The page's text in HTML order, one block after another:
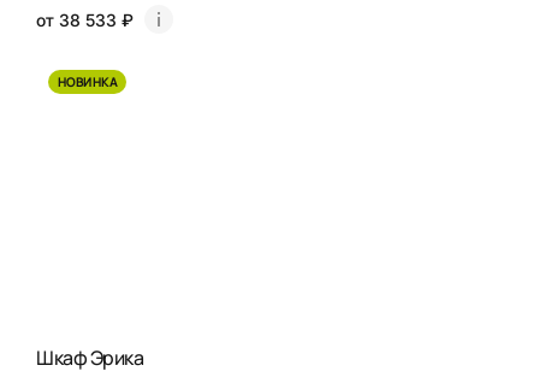
от 38 533 ₽
НОВИНКА
Шкаф Эрика